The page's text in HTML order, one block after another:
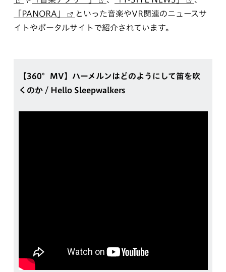
「PANORA」
といった音楽やVR関連のニュースサ
イトやポータルサイトで紹介されています。
【360°MV】ハーメルンはどのようにして笛を吹
くのか / Hello Sleepwalkers